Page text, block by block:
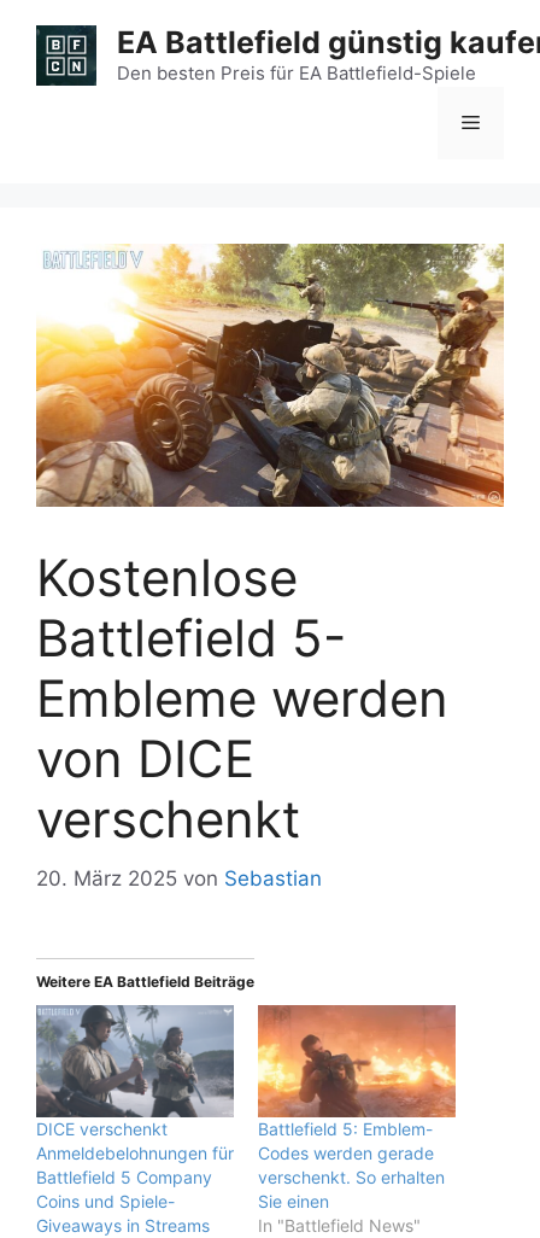
Inhalt
springen
EA Battlefield günstig
Den besten Preis für EA Battlefield-Spiele
Menü
Kostenlose
Battlefield 5-
Embleme werden
von DICE
verschenkt
20. März 2025 von Sebastian
Weitere EA Battlefield Beiträge
DICE verschenkt
Anmeldebelohnungen für
Battlefield 5 Company
Coins und Spiele-
Giveaways in Streams
Battlefield 5: Emblem-
Codes werden gerade
verschenkt. So erhalten
Sie einen
In "Battlefield News"